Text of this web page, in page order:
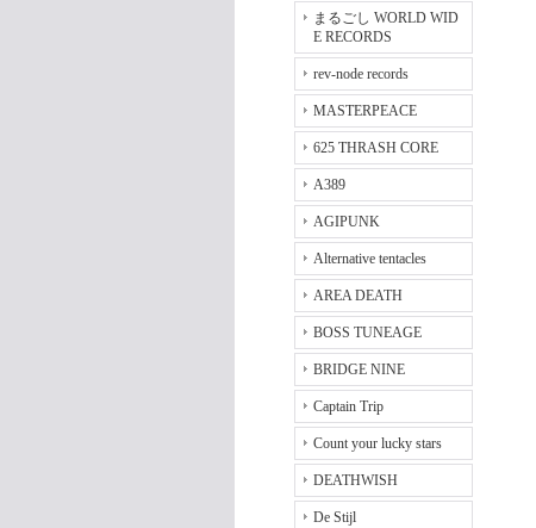
まるごし WORLD WID
E RECORDS
rev-node records
MASTERPEACE
625 THRASH CORE
A389
AGIPUNK
Alternative tentacles
AREA DEATH
BOSS TUNEAGE
BRIDGE NINE
Captain Trip
Count your lucky stars
DEATHWISH
De Stijl